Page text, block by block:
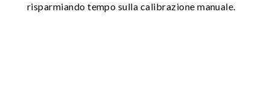
risparmiando tempo sulla calibrazione manuale.